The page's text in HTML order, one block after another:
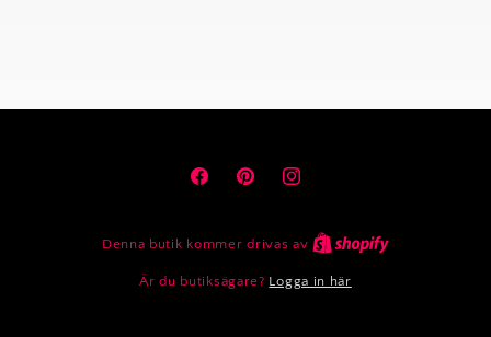
FacebookPinterestInstagram
Denna butik kommer drivas av
Är du butiksägare? Logga in här